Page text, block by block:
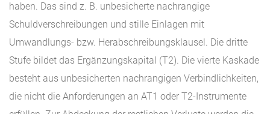
haben. Das sind z. B. unbesicherte nachrangige
Schuldverschreibungen und stille Einlagen mit
Umwandlungs- bzw. Herabschreibungsklausel. Die dritte
Stufe bildet das Ergänzungskapital (T2). Die vierte Kaskade
besteht aus unbesicherten nachrangigen Verbindlichkeiten,
die nicht die Anforderungen an AT1 oder T2-Instrumente